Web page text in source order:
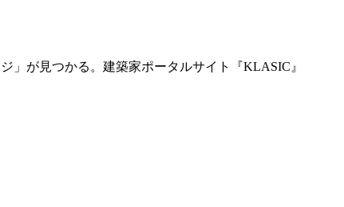
」が見つかる。 建築家ポータルサイト『KLASIC』